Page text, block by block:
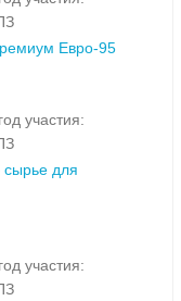
Евро-95
участия:
сырье для
участия: